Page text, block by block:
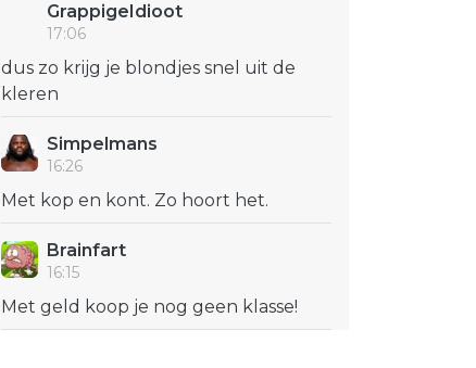
GrappigeIdioot
17:06
dus zo krijg je blondjes snel uit de
kleren
Simpelmans
16:26
Met kop en kont. Zo hoort het.
Brainfart
16:15
Met geld koop je nog geen klasse!